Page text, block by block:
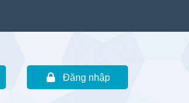
Đăng nhập